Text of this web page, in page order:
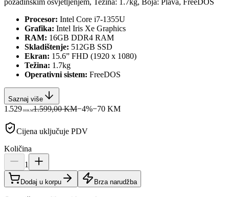
Procesor: Intel Core i7-1355U
Grafika: Intel Iris Xe Graphics
RAM: 16GB DDR4 RAM
Skladištenje: 512GB SSD
Ekran: 15.6” FHD (1920 x 1080)
Težina: 1.7kg
Operativni sistem: FreeDOS
Saznaj više
1.529 00KM1.599,00 KM−4%−70KM
Cijena uključuje PDV
Količina
1
Dodaj u korpu Brza narudžba